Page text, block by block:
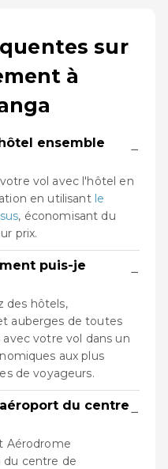
sur
à
ensemble
−
vol avec l'hôtel en
en utilisant le
, économisant du
prix.
puis-je
−
des hôtels,
auberges de toutes
votre vol dans un
aux plus
de voyageurs.
du centre−
Aérodrome
du centre de